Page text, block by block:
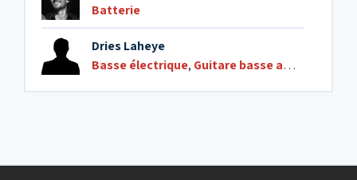
Batterie
Dries Laheye
Basse électrique, Guitare basse acoustique